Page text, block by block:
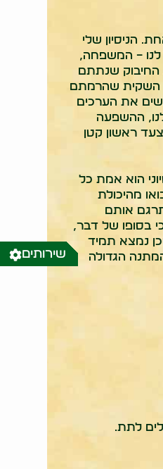
הניסיון שלי
לנו – המשפחה,
החיבוק שנתתם
השקית שהרמתם
את הערכים
ההשפעה
ראשון קטן
הוא אמת כל
מהיכולת
אותם
בסופו של דבר,
נמצא תמיד
הגדולה
לתת.
שירותים